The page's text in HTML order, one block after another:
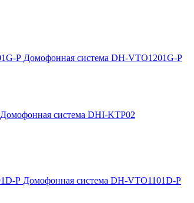
Домофонная система DH-VTO1201G-P
Домофонная система DHI-KTP02
Домофонная система DH-VTO1101D-P